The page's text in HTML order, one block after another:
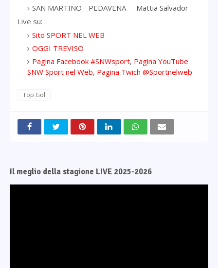
SAN MARTINO - PEDAVENA
Mattia Salvador
Live su:
Sito SPORT NEL WEB
OGGI TREVISO
Pagina Facebook #SNWsport, Pagina YouTube
SNW Sport nel Web, Pagina Twich @Sportnelweb
Top Gol
Il meglio della stagione LIVE 2025-2026